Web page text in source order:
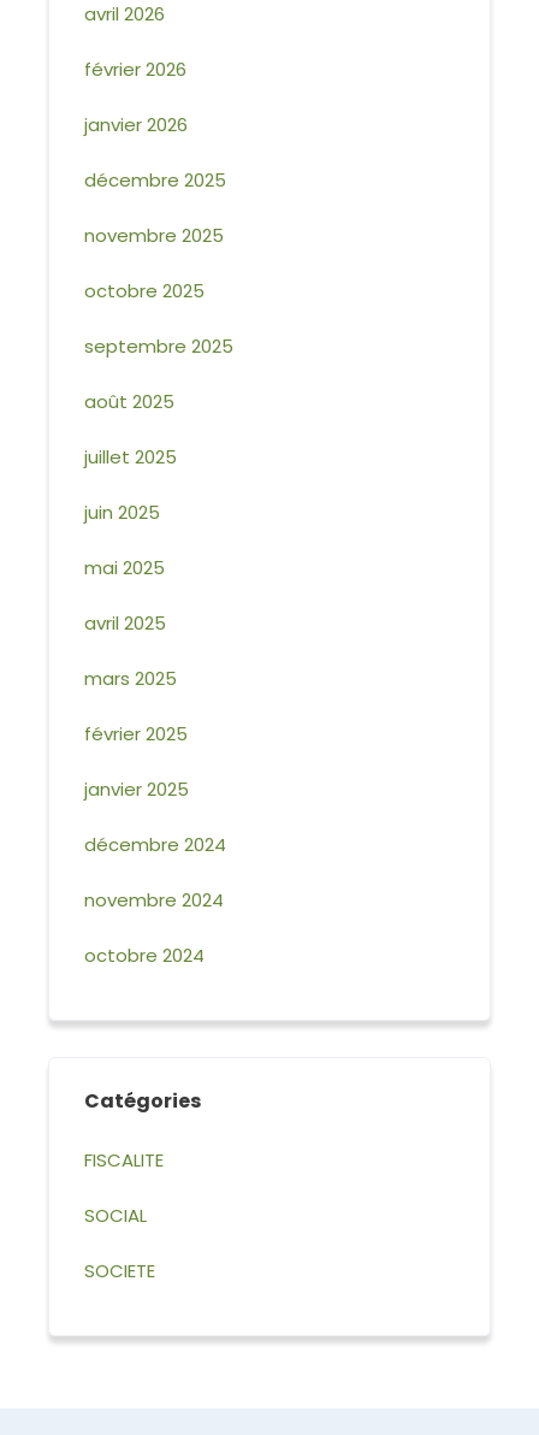
avril 2026
février 2026
janvier 2026
décembre 2025
novembre 2025
octobre 2025
septembre 2025
août 2025
juillet 2025
juin 2025
mai 2025
avril 2025
mars 2025
février 2025
janvier 2025
décembre 2024
novembre 2024
octobre 2024
Catégories
FISCALITE
SOCIAL
SOCIETE